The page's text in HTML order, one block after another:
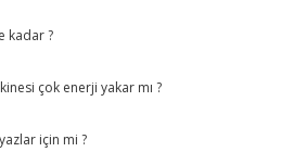
kadar ?
çok enerji yakar mı ?
için mi ?